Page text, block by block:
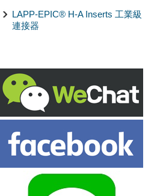
LAPP-EPIC® H-A Inserts 工業級
連接器